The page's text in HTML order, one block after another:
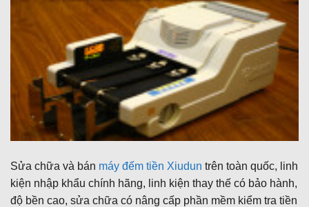
Sửa chữa và bán máy đếm tiền Xiudun trên toàn quốc, linh
kiện nhập khẩu chính hãng, linh kiện thay thế có bảo hành,
độ bền cao, sửa chữa có nâng cấp phần mềm kiểm tra tiền